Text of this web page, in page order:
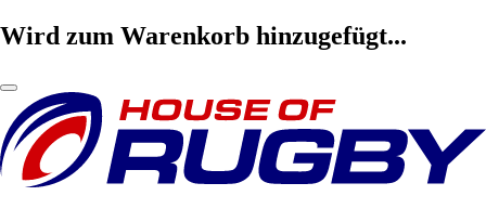
Wird zum Warenkorb hinzugefügt...